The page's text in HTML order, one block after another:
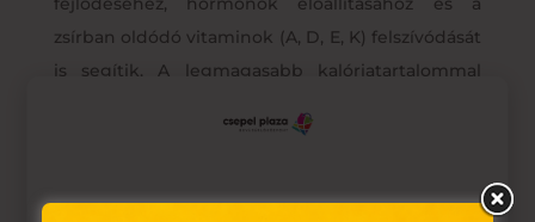
zsírban oldódó vitaminok (A, D, E, K) felszívódását
is segítik. A legmagasabb kalóriatartalommal
hasznosak a jóllakottság érzésének fokozásában.
fenntartása érdekében.
Ez az oldal sütiket használ